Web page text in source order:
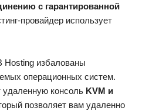
с гарантированной
провайдер использует
Hosting избалованы
операционных систем.
удаленную консоль KVM и
позволяет вам удаленно